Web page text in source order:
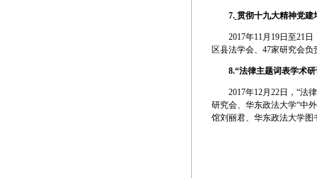
7. 贯彻十九大精神党建
2017年11月19日至21日
区县法学会、47家研究会
8.“法律主题词表学术
2017年12月22日，“法律
研究会、华东政法大学“中
馆刘丽君、华东政法大学